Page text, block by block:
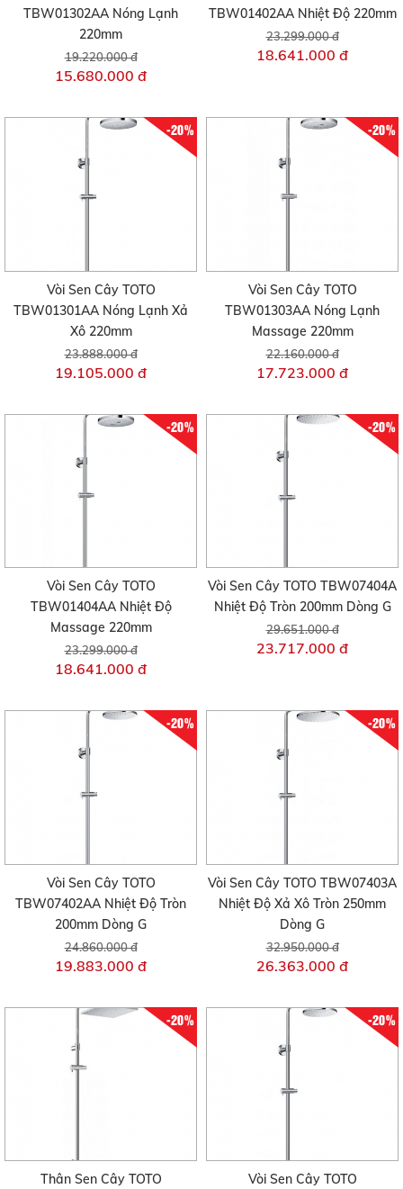
TBW01302AA Nóng Lạnh
220mm
19.220.000 đ
15.680.000 đ
TBW01402AA Nhiệt Độ 220mm
23.299.000 đ
18.641.000 đ
-20%
Vòi Sen Cây TOTO
TBW01301AA Nóng Lạnh Xả
Xô 220mm
23.888.000 đ
19.105.000 đ
-20%
Vòi Sen Cây TOTO
TBW01303AA Nóng Lạnh
Massage 220mm
22.160.000 đ
17.723.000 đ
-20%
Vòi Sen Cây TOTO
TBW01404AA Nhiệt Độ
Massage 220mm
23.299.000 đ
18.641.000 đ
-20%
Vòi Sen Cây TOTO TBW07404A
Nhiệt Độ Tròn 200mm Dòng G
29.651.000 đ
23.717.000 đ
-20%
Vòi Sen Cây TOTO
TBW07402AA Nhiệt Độ Tròn
200mm Dòng G
24.860.000 đ
19.883.000 đ
-20%
Vòi Sen Cây TOTO TBW07403A
Nhiệt Độ Xả Xô Tròn 250mm
Dòng G
32.950.000 đ
26.363.000 đ
-20%
Thân Sen Cây TOTO
-20%
Vòi Sen Cây TOTO